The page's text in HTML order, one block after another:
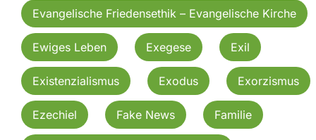
Evangelische Friedensethik – Evangelische Kirche
Ewiges Leben Exegese Exil
Existenzialismus Exodus Exorzismus
Ezechiel Fake News Familie